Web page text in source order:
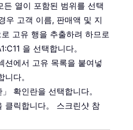
든 열이 포함된 범위를 선택
우 고객 이름, 판매액 및 지
고유 행을 추출하려 하므로
을 선택합니다。
션에서 고유 목록을 붙여넣
다。
」 확인란을 선택합니다。
클릭합니다。 스크린샷 참